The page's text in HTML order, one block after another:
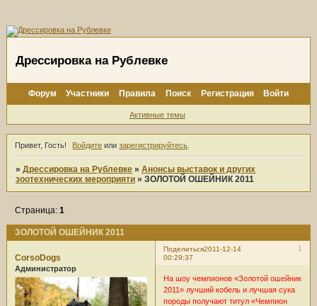
Дрессировка на Рублевке
Форум Участники Правила Поиск Регистрация Войти
Активные темы
Привет, Гость! Войдите илизарегистрируйтесь
»Дрессировка на Рублевке »Анонсы выставок и других
зоотехнических мероприяти »ЗОЛОТОЙ ОШЕЙНИК 2011
ЗОЛОТОЙ ОШЕЙНИК 2011
Страница:1
Поделиться 1
2011-12-14
00:29:37
CorsoDogs
Администратор
На шоу чемпионов «Золотой ошейник
2011» лучший кобель и лучшая сука
породы получают титул «Чемпион